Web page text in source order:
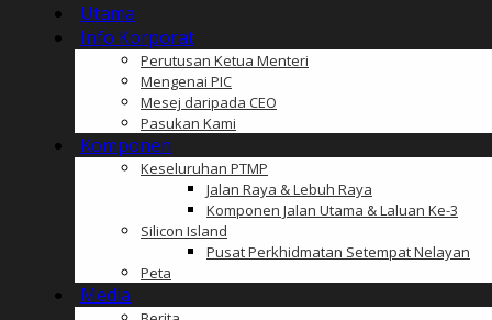
Utama
Info Korporat
Perutusan Ketua Menteri
Mengenai PIC
Mesej daripada CEO
Pasukan Kami
Komponen
Keseluruhan PTMP
Jalan Raya & Lebuh Raya
Komponen Jalan Utama & Laluan Ke-3
Silicon Island
Pusat Perkhidmatan Setempat Nelayan
Peta
Media